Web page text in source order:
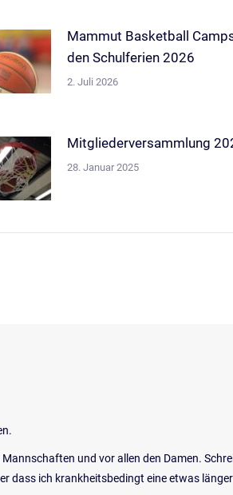
Mammut Basketball
den Schulferien 2026
2. Juli 2026
Mitgliederversammlung
28. Januar 2025
und vor allen den Damen.
dass ich krankheitsbedingt eine etwas